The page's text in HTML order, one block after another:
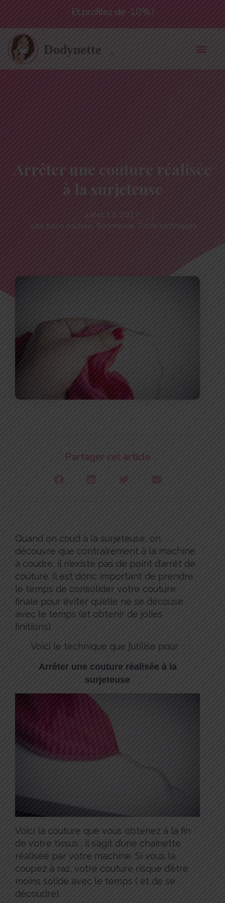
Livraison offerte à partir de 55€*
Et profitez de -10% !
Arrêter une couture réalisée
à la surjeteuse
juillet 13, 2017
Les tutos couture, Surjeteuse, Tutos techniques
Partager cet article
Quand on coud à la surjeteuse, on
découvre que contrairement à la machine
à coudre, il n’existe pas de point d’arrêt de
couture. Il est donc important de prendre
le temps de consolider votre couture
finale pour éviter qu’elle ne se découse
avec le temps (et obtenir de jolies
finitions).
Voici le technique que j’utilise pour :
Arrêter une couture réalisée à la
surjeteuse
Voici la couture que vous obtenez à la fin
de votre tissus : il s’agit d’une chaînette
réalisée par votre machine. Si vous la
coupez à raz, votre couture risque d’être
moins solide avec le temps ( et de se
découdre).